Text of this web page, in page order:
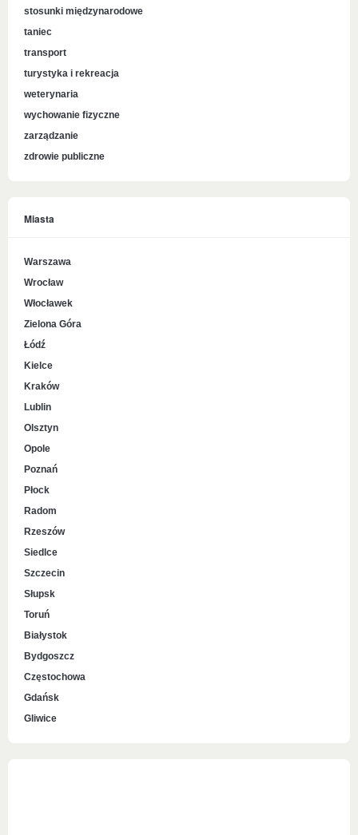
stosunki międzynarodowe
taniec
transport
turystyka i rekreacja
weterynaria
wychowanie fizyczne
zarządzanie
zdrowie publiczne
Miasta
Warszawa
Wrocław
Włocławek
Zielona Góra
Łódź
Kielce
Kraków
Lublin
Olsztyn
Opole
Poznań
Płock
Radom
Rzeszów
Siedlce
Szczecin
Słupsk
Toruń
Białystok
Bydgoszcz
Częstochowa
Gdańsk
Gliwice